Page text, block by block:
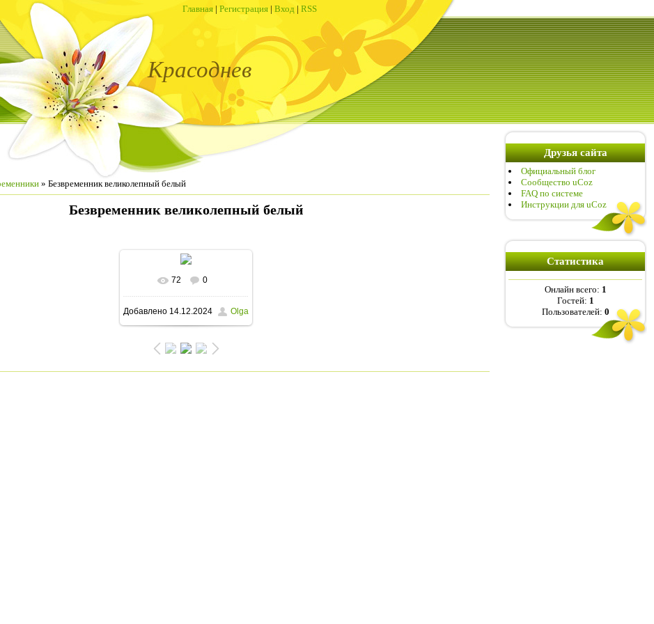
Главная | Регистрация | Вход | RSS
Красоднев
» Безвременник великолепный белый
Безвременник великолепный белый
В реальном размере
768x1024/ 79.6Kb
72 0
Добавлено 14.12.2024 Olga
Друзья сайта
Официальный блог
Сообщество uCoz
FAQ по системе
Инструкции для uCoz
Статистика
Онлайн всего: 1
Гостей: 1
Пользователей: 0